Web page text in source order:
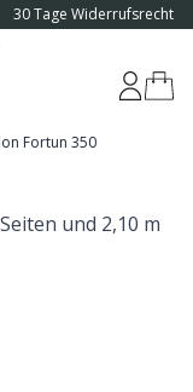
30 Tage Widerrufsrecht
Fortun 350
und 2,10 m